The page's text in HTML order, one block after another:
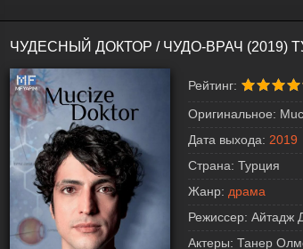
ЧУДЕСНЫЙ ДОКТОР / ЧУДО-ВРАЧ
Рейтинг:
Оригинальное:
Дата выхода: 2019
Страна: Турция
Жанр: драма
Режиссер: Айтадж
Актеры: Танер